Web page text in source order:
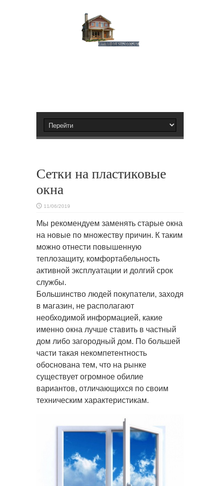
Сетки на пластиковые
окна
11/06/2019
Мы рекомендуем заменять старые окна
на новые по множеству причин. К таким
можно отнести повышенную
теплозащиту, комфортабельность
активной эксплуатации и долгий срок
службы.
Большинство людей покупатели, заходя
в магазин, не располагают
необходимой информацией, какие
именно окна лучше ставить в частный
дом либо загородный дом. По большей
части такая некомпетентность
обоснована тем, что на рынке
существует огромное обилие
вариантов, отличающихся по своим
техническим характеристикам.